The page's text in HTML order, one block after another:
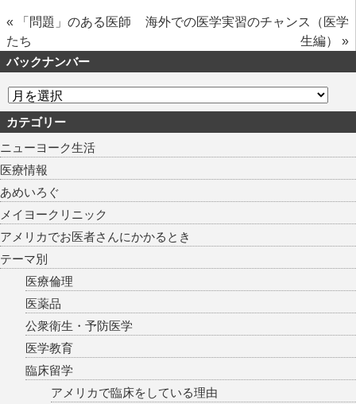
«
「問題」のある医師
たち
海外での医学実習のチャンス（医学
生編）
»
バックナンバー
カテゴリー
ニューヨーク生活
医療情報
あめいろぐ
メイヨークリニック
アメリカでお医者さんにかかるとき
テーマ別
医療倫理
医薬品
公衆衛生・予防医学
医学教育
臨床留学
アメリカで臨床をしている理由